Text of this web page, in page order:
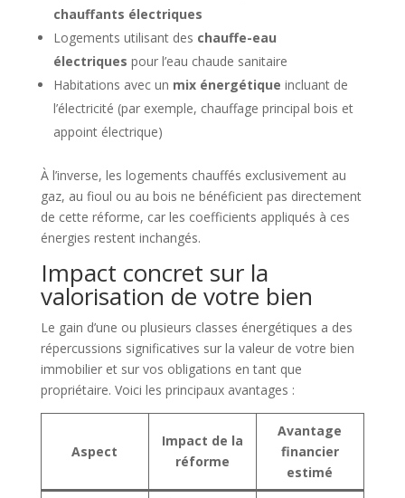
chauffants électriques
Logements utilisant des chauffe-eau
électriques pour l’eau chaude sanitaire
Habitations avec un mix énergétique incluant de
l’électricité (par exemple, chauffage principal bois et
appoint électrique)
À l’inverse, les logements chauffés exclusivement au
gaz, au fioul ou au bois ne bénéficient pas directement
de cette réforme, car les coefficients appliqués à ces
énergies restent inchangés.
Impact concret sur la
valorisation de votre bien
Le gain d’une ou plusieurs classes énergétiques a des
répercussions significatives sur la valeur de votre bien
immobilier et sur vos obligations en tant que
propriétaire. Voici les principaux avantages :
Aspect
Impact de la
réforme
Avantage
financier
estimé